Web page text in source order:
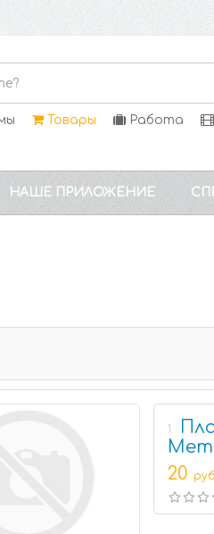
Товары Работа
НАШЕ ПРИЛОЖЕНИЕ
1
20